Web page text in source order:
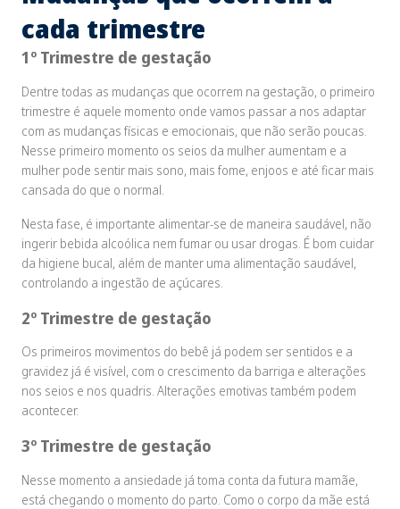
cada trimestre
1º Trimestre de gestação
Dentre todas as mudanças que ocorrem na gestação, o primeiro
trimestre é aquele momento onde vamos passar a nos adaptar
com as mudanças físicas e emocionais, que não serão poucas.
Nesse primeiro momento os seios da mulher aumentam e a
mulher pode sentir mais sono, mais fome, enjoos e até ficar mais
cansada do que o normal.
Nesta fase, é importante alimentar-se de maneira saudável, não
ingerir bebida alcoólica nem fumar ou usar drogas. É bom cuidar
da higiene bucal, além de manter uma alimentação saudável,
controlando a ingestão de açúcares.
2º Trimestre de gestação
Os primeiros movimentos do bebê já podem ser sentidos e a
gravidez já é visível, com o crescimento da barriga e alterações
nos seios e nos quadris. Alterações emotivas também podem
acontecer.
3º Trimestre de gestação
Nesse momento a ansiedade já toma conta da futura mamãe,
está chegando o momento do parto. Como o corpo da mãe está